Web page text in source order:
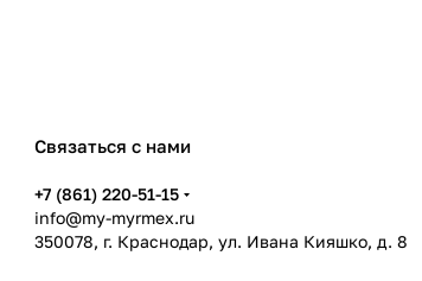
Связаться с нами
+7 (861) 220-51-15
info@my-myrmex.ru
350078, г. Краснодар, ул. Ивана Кияшко, д. 8